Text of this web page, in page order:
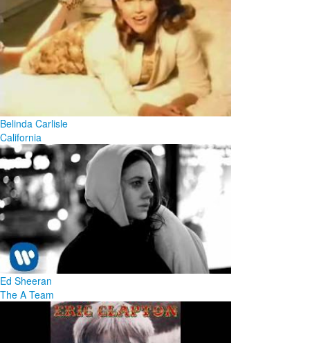
Belinda Carlisle
California
Ed Sheeran
The A Team